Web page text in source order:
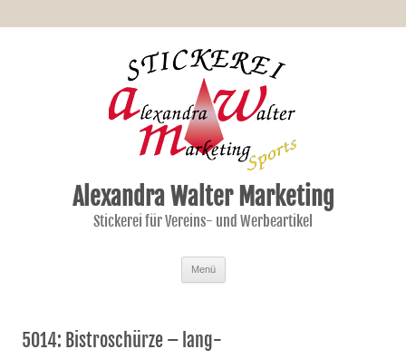
Alexandra Walter Marketing
Stickerei für Vereins- und Werbeartikel
Menü
5014: Bistroschürze – lang-